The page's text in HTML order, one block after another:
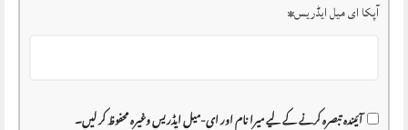
آپکا ای میل ایڈریس*
آئیندہ تبصرہ کرنے کے لیے میرا نام اور ای-میل ایڈریس وغیرہ محفوظ کر لیں۔